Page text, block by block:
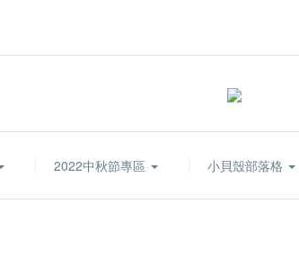
2022中秋節專區 小貝殼部落格